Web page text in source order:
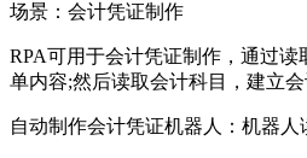
场景：会计凭证制作
RPA可用于会计凭证制作，通过
单内容;然后读取会计科目，建立
自动制作会计凭证机器人：机器